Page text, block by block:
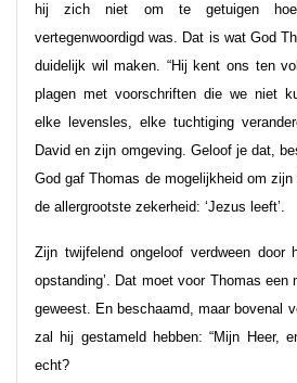
hij zich niet om te getuigen
vertegenwoordigd was. Dat is wat God
duidelijk wil maken. “Hij kent ons ten
plagen met voorschriften die we niet
elke levensles, elke tuchtiging
David en zijn omgeving. Geloof je dat,
God gaf Thomas de mogelijkheid om
de allergrootste zekerheid: ‘Jezus leeft’.
Zijn twijfelend ongeloof verdween door
opstanding’. Dat moet voor Thomas een
geweest. En beschaamd, maar bovenal
zal hij gestameld hebben: “Mijn Heer,
echt?